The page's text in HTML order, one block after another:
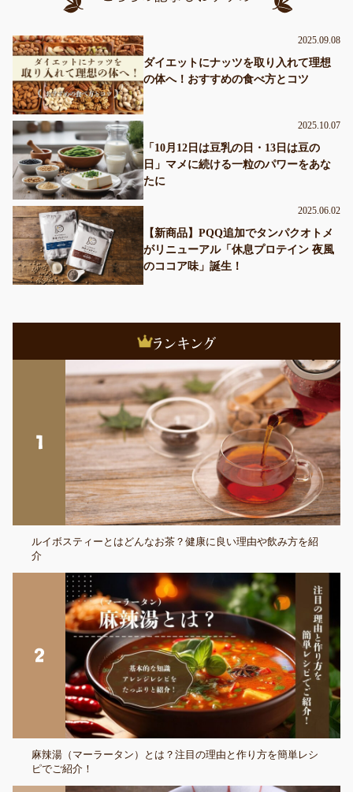
2025.09.08
ダイエットにナッツを取り入れて理想
の体へ！おすすめの食べ方とコツ
2025.10.07
「10月12日は豆乳の日・13日は豆の
日」マメに続ける一粒のパワーをあな
たに
2025.06.02
【新商品】PQQ追加でタンパクオトメ
がリニューアル「休息プロテイン 夜風
のココア味」誕生！
ルイボスティーとはどんなお茶？健康に良い理由や飲み方を紹
介
麻辣湯（マーラータン）とは？注目の理由と作り方を簡単レシ
ピでご紹介！